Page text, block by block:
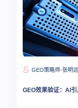
GEO策略师-张明远
GEO效果验证：AI